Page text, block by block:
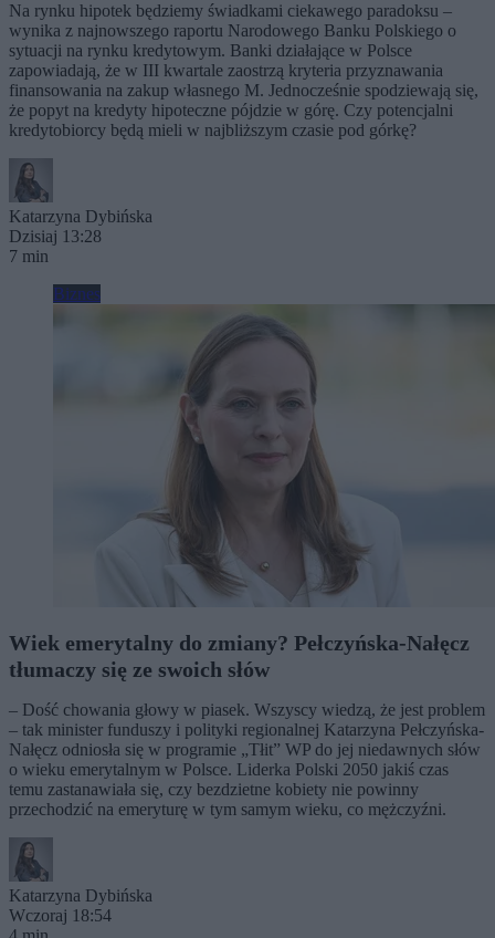
Na rynku hipotek będziemy świadkami ciekawego paradoksu –
wynika z najnowszego raportu Narodowego Banku Polskiego o
sytuacji na rynku kredytowym. Banki działające w Polsce
zapowiadają, że w III kwartale zaostrzą kryteria przyznawania
finansowania na zakup własnego M. Jednocześnie spodziewają się,
że popyt na kredyty hipoteczne pójdzie w górę. Czy potencjalni
kredytobiorcy będą mieli w najbliższym czasie pod górkę?
Katarzyna Dybińska
Dzisiaj 13:28
7 min
Biznes
Wiek emerytalny do zmiany? Pełczyńska-Nałęcz
tłumaczy się ze swoich słów
– Dość chowania głowy w piasek. Wszyscy wiedzą, że jest problem
– tak minister funduszy i polityki regionalnej Katarzyna Pełczyńska-
Nałęcz odniosła się w programie „Tłit” WP do jej niedawnych słów
o wieku emerytalnym w Polsce. Liderka Polski 2050 jakiś czas
temu zastanawiała się, czy bezdzietne kobiety nie powinny
przechodzić na emeryturę w tym samym wieku, co mężczyźni.
Katarzyna Dybińska
Wczoraj 18:54